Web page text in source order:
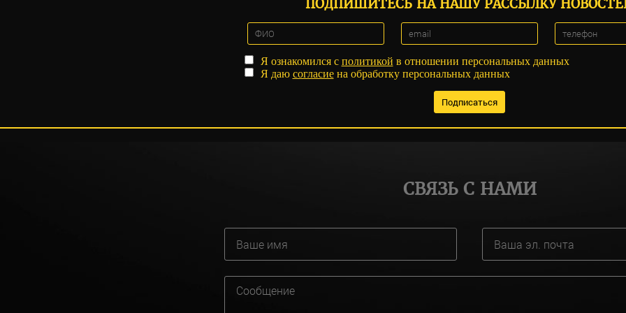
ПОДПИШИТЕСЬ НА НАШУ РАССЫЛКУ
Я ознакомился с политикой в отношении персональных данных
Я даю согласиена обработку персональных данных
СВЯЗЬ С НАМИ